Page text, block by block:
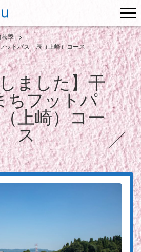
季
ットパス 辰（上崎）コース
ました】干
ちフットパ
上崎）コー
ス